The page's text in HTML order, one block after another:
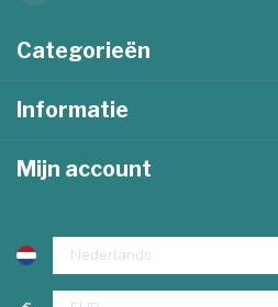
Categorieën
Informatie
Mijn account